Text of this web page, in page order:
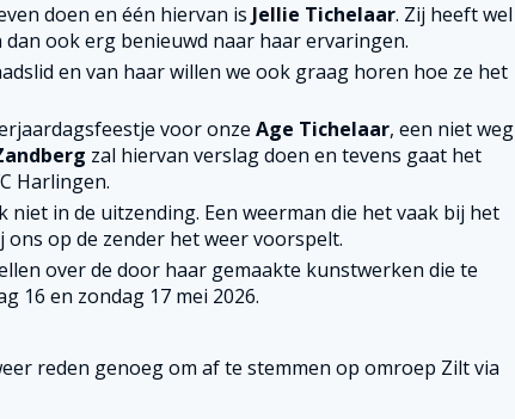
doen en één hiervan is Jellie Tichelaar. Zij heeft wel
ook erg benieuwd naar haar ervaringen.
en van haar willen we ook graag horen hoe ze het
voor onze Age Tichelaar, een niet weg
zal hiervan verslag doen en tevens gaat het
Harlingen.
niet in de uitzending. Een weerman die het vaak bij het
op de zender het weer voorspelt.
over de door haar gemaakte kunstwerken die te
16 en zondag 17 mei 2026.
reden genoeg om af te stemmen op omroep Zilt via